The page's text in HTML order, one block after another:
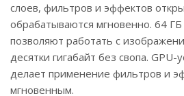
слоев, фильтров и эффектов
обрабатываются мгновенно. 64
позволяют работать с
десятки гигабайт без свопа. GPU-
делает применение фильтров и
мгновенным.